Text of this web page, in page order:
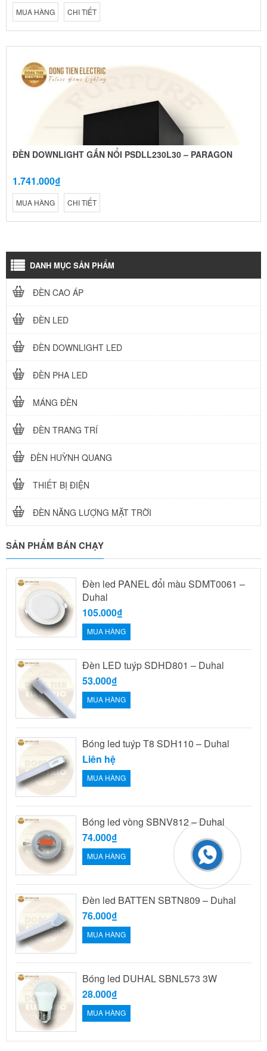
MUA HÀNG CHI TIẾT
ĐÈN DOWNLIGHT GẮN NỔI PSDLL230L30 – PARAGON
1.741.000₫
MUA HÀNG CHI TIẾT
DANH MỤC SẢN PHẨM
ĐÈN CAO ÁP
ĐÈN LED
ĐÈN DOWNLIGHT LED
ĐÈN PHA LED
MÁNG ĐÈN
ĐÈN TRANG TRÍ
ĐÈN HUỲNH QUANG
THIẾT BỊ ĐIỆN
ĐÈN NĂNG LƯỢNG MẶT TRỜI
SẢN PHẨM BÁN CHẠY
Đèn led PANEL đổi màu SDMT0061 –
Duhal
105.000₫
MUA HÀNG
Đèn LED tuýp SDHD801 – Duhal
53.000₫
MUA HÀNG
Bóng led tuýp T8 SDH110 – Duhal
Liên hệ
MUA HÀNG
Bóng led vòng SBNV812 – Duhal
74.000₫
MUA HÀNG
Đèn led BATTEN SBTN809 – Duhal
76.000₫
MUA HÀNG
Bóng led DUHAL SBNL573 3W
28.000₫
MUA HÀNG